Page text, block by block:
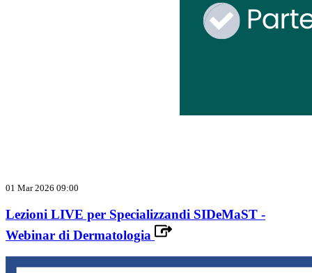
01 Mar 2026 09:00
Lezioni LIVE per Specializzandi SIDeMaST -
Webinar di Dermatologia